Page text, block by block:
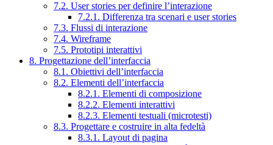
7.2. User stories per definire l’interazione
7.2.1. Differenza tra scenari e user stories
7.3. Flussi di interazione
7.4. Wireframe
7.5. Prototipi interattivi
8. Progettazione dell’interfaccia
8.1. Obiettivi dell’interfaccia
8.2. Elementi dell’interfaccia
8.2.1. Elementi di composizione
8.2.2. Elementi interattivi
8.2.3. Elementi testuali (microtesti)
8.3. Progettare e costruire in alta fedeltà
8.3.1. Layout di pagina